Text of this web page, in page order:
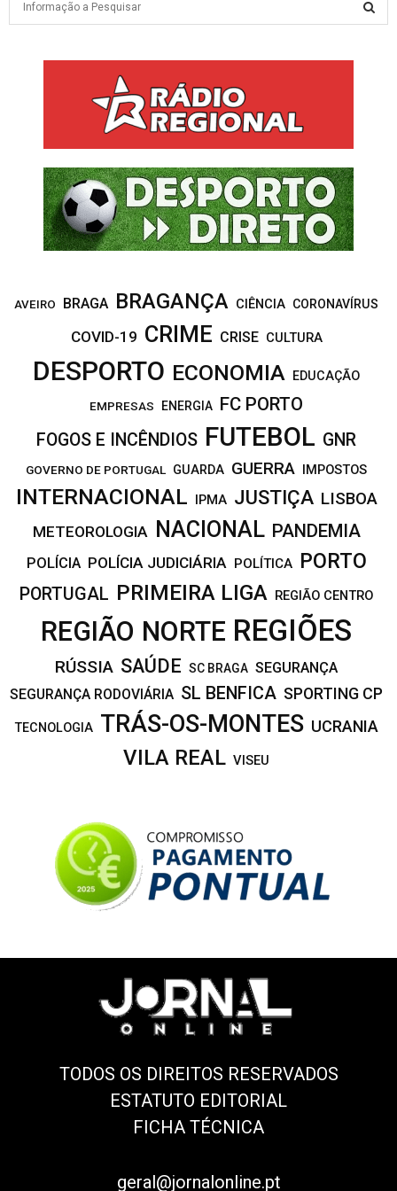
AVEIRO BRAGA BRAGANÇA CIÊNCIA CORONAVÍRUS
COVID-19 CRIME CRISE CULTURA
DESPORTO ECONOMIA EDUCAÇÃO
EMPRESAS ENERGIA FC PORTO
FOGOS E INCÊNDIOS FUTEBOL GNR
GOVERNO DE PORTUGAL GUARDA GUERRA IMPOSTOS
INTERNACIONAL IPMA JUSTIÇA LISBOA
METEOROLOGIA NACIONAL PANDEMIA
POLÍCIA POLÍCIA JUDICIÁRIA POLÍTICA PORTO
PORTUGAL PRIMEIRA LIGA REGIÃO CENTRO
REGIÃO NORTE REGIÕES
RÚSSIA SAÚDE SC BRAGA SEGURANÇA
SEGURANÇA RODOVIÁRIA SL BENFICA SPORTING CP
TECNOLOGIA TRÁS-OS-MONTES UCRANIA
VILA REAL VISEU
TODOS OS DIREITOS RESERVADOS
ESTATUTO EDITORIAL
FICHA TÉCNICA
geral@jornalonline.pt